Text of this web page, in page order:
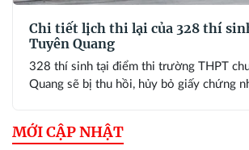
Chi tiết lịch thi lại của 328 thí
Tuyên Quang
328 thí sinh tại điểm thi trường THPT
Quang sẽ bị thu hồi, hủy bỏ giấy chứng
MỚI CẬP NHẬT